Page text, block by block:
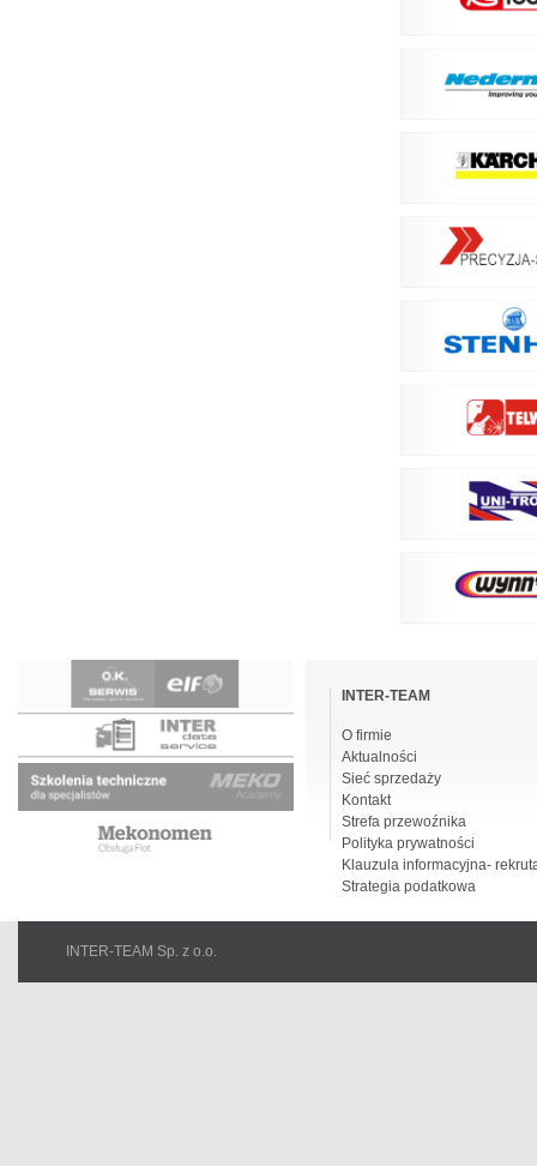
nawigacjeINTER-TEAM
O firmie
Aktualności
Sieć sprzedaży
Kontakt
Strefa przewoźnika
Polityka prywatności
Klauzula informacyjna-
Strategia podatkowa
INTER-TEAM Sp. z o.o.